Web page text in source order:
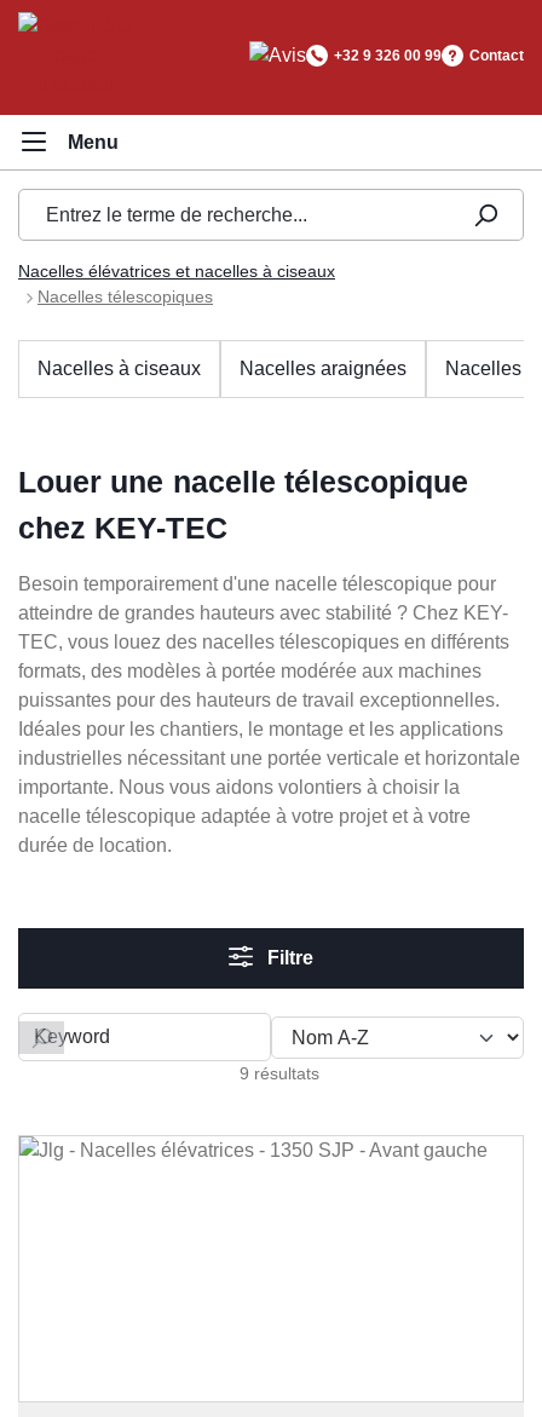
principal
+32 9 326 00 99 Contact
Nacelles élévatrices et nacelles à ciseaux
Nacelles télescopiques
Nacelles à ciseaux Nacelles araignées Nacelles
Louer une nacelle télescopique
chez KEY-TEC
Besoin temporairement d'une nacelle télescopique pour
atteindre de grandes hauteurs avec stabilité ? Chez KEY-
TEC, vous louez des nacelles télescopiques en différents
formats, des modèles à portée modérée aux machines
puissantes pour des hauteurs de travail exceptionnelles.
Idéales pour les chantiers, le montage et les applications
industrielles nécessitant une portée verticale et horizontale
importante. Nous vous aidons volontiers à choisir la
nacelle télescopique adaptée à votre projet et à votre
durée de location.
Filtre
9 résultats
Filter by